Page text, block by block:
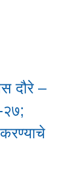
दौरे –
२७;
करण्याचे